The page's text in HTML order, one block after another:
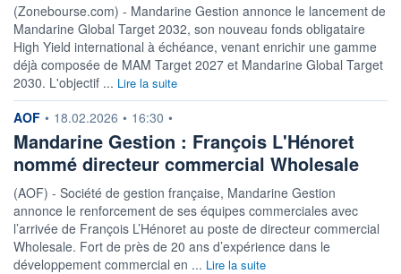
Non éligible Boursobank
ACTIF NET (EUR)
186M / 31.07.26
NOTATION MORNINGSTAR ⁽¹⁾
RISQUE DU FONDS (SRI)
4/7
ISR
Ce fonds détient le Label ISR (Investissement
+ PORTEFEUILLE + LISTE
(Zonebourse.com) - Mandarine Gestion annonce le lancement de
Mandarine Global Target 2032, son nouveau fonds obligataire
High Yield international à échéance, venant enrichir une gamme
déjà composée de MAM Target 2027 et Mandarine Global Target
2030. L'objectif ... Lire la suite
information fournie par
AOF • 18.02.2026 • 16:30 •
Mandarine Gestion : François L'Hénoret
nommé directeur commercial Wholesale
(AOF) - Société de gestion française, Mandarine Gestion
annonce le renforcement de ses équipes commerciales avec
l’arrivée de François L’Hénoret au poste de directeur commercial
Wholesale. Fort de près de 20 ans d’expérience dans le
développement commercial en ... Lire la suite